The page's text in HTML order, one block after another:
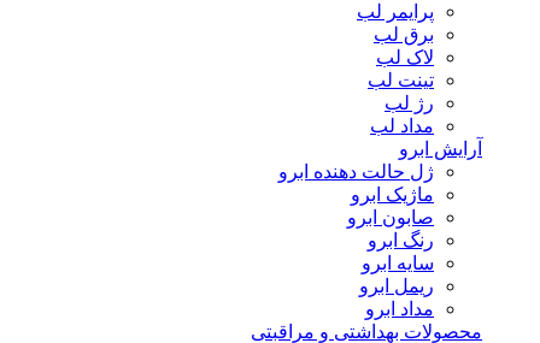
پرایمر لب
برق لب
لاک لب
تینت لب
رژ لب
مداد لب
آرایش ابرو
ژل حالت دهنده ابرو
ماژیک ابرو
صابون ابرو
رنگ ابرو
سایه ابرو
ریمل ابرو
مداد ابرو
محصولات بهداشتی و مراقبتی